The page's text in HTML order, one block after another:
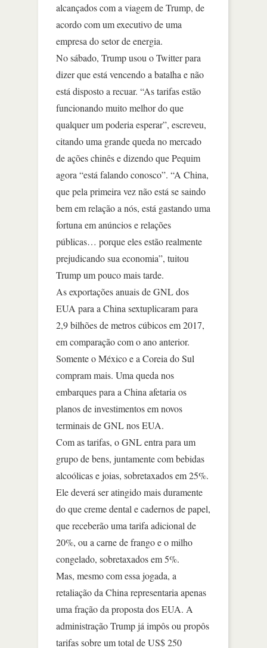
alcançados com a viagem de Trump, de
acordo com um executivo de uma
empresa do setor de energia.
No sábado, Trump usou o Twitter para
dizer que está vencendo a batalha e não
está disposto a recuar. “As tarifas estão
funcionando muito melhor do que
qualquer um poderia esperar”, escreveu,
citando uma grande queda no mercado
de ações chinês e dizendo que Pequim
agora “está falando conosco”. “A China,
que pela primeira vez não está se saindo
bem em relação a nós, está gastando uma
fortuna em anúncios e relações
públicas… porque eles estão realmente
prejudicando sua economia”, tuitou
Trump um pouco mais tarde.
As exportações anuais de GNL dos
EUA para a China sextuplicaram para
2,9 bilhões de metros cúbicos em 2017,
em comparação com o ano anterior.
Somente o México e a Coreia do Sul
compram mais. Uma queda nos
embarques para a China afetaria os
planos de investimentos em novos
terminais de GNL nos EUA.
Com as tarifas, o GNL entra para um
grupo de bens, juntamente com bebidas
alcoólicas e joias, sobretaxados em 25%.
Ele deverá ser atingido mais duramente
do que creme dental e cadernos de papel,
que receberão uma tarifa adicional de
20%, ou a carne de frango e o milho
congelado, sobretaxados em 5%.
Mas, mesmo com essa jogada, a
retaliação da China representaria apenas
uma fração da proposta dos EUA. A
administração Trump já impôs ou propôs
tarifas sobre um total de US$ 250